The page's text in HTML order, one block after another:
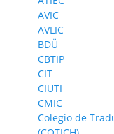
AVIC
AVLIC
BDÜ
CBTIP
CIT
CIUTI
CMIC
Colegio de